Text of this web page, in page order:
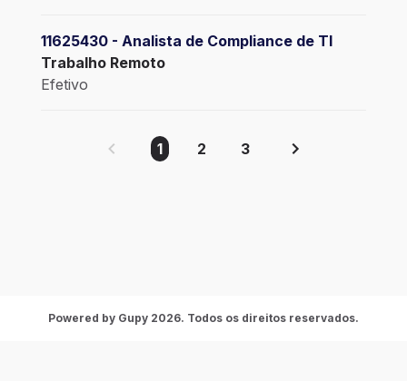
11625430 - Analista de Compliance de TI
Trabalho Remoto
Efetivo
1 2 3
Powered by Gupy 2026. Todos os direitos reservados.